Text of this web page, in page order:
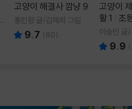
고양이 해결사 깜냥 9
홍민정 글/김재희 그림
9.7 (60)
고양이
활 1 : 초
렇게 힘
이승민 글/
9.9 (